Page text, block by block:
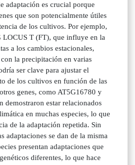
adaptación es crucial porque
que son potencialmente útiles
de los cultivos. Por ejemplo,
LOCUS T (FT), que influye en la
a los cambios estacionales,
la precipitación en varias
ser clave para ajustar el
de los cultivos en función de las
genes, como AT5G16780 y
demostraron estar relacionados
en muchas especies, lo que
de la adaptación repetida. Sin
adaptaciones se dan de la misma
presentan adaptaciones que
diferentes, lo que hace